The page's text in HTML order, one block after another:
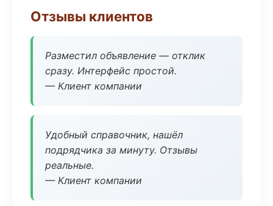
Отзывы клиентов
Разместил объявление — отклик
сразу. Интерфейс простой.
— Клиент компании
Удобный справочник, нашёл
подрядчика за минуту. Отзывы
реальные.
— Клиент компании